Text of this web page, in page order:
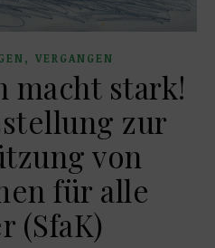
, VERGANGEN
macht stark!
zur
von
für alle
(SfaK)